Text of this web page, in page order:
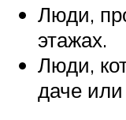
Люди,
этажах.
Люди,
даче